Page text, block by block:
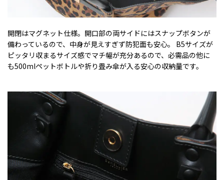
開閉はマグネット仕様。開口部の両サイドにはスナップボタンが
備わっているので、中身が見えすぎず防犯面も安心。 B5サイズが
ピッタリ収まるサイズ感でマチ幅が充分あるので、必需品の他に
も500mlペットボトルや折り畳み傘が入る安心の収納量です。